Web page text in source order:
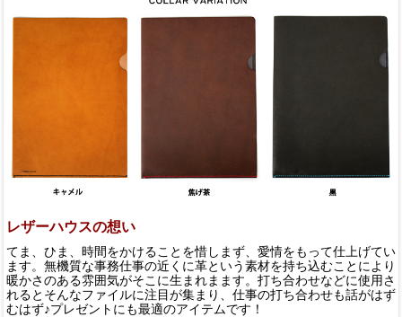
レザーハウスの想い
てま、ひま、時間をかけることを惜しまず、愛情をもって仕上げてい
ます。無機質な事務仕事の近くに革という素材を持ち込むことにより
暖かさのある雰囲気がそこに生まれまます。打ち合わせなどに使用さ
れるとそんなファイルに注目が集まり、仕事の打ち合わせも話がはず
むはず♪プレゼントにも最適のアイテムです！